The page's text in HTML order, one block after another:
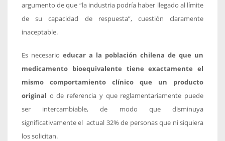
argumento de que “la industria podría haber llegado al límite
de su capacidad de respuesta”, cuestión claramente
inaceptable.
Es necesario educar a la población chilena de que un
medicamento bioequivalente tiene exactamente el
mismo comportamiento clínico que un producto
original o de referencia y que reglamentariamente puede
ser intercambiable, de modo que disminuya
significativamente el actual 32% de personas que ni siquiera
los solicitan.